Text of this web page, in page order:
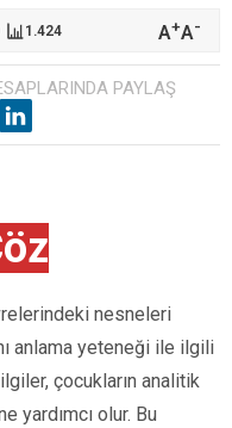
1.424 A+A-
PAYLAŞ
nesneleri
anlama yeteneği ile ilgili
çocukların analitik
yardımcı olur. Bu